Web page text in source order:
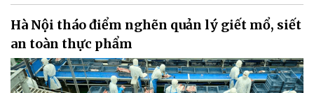
Hà Nội tháo điểm nghẽn quản lý giết mổ, siết
an toàn thực phẩm